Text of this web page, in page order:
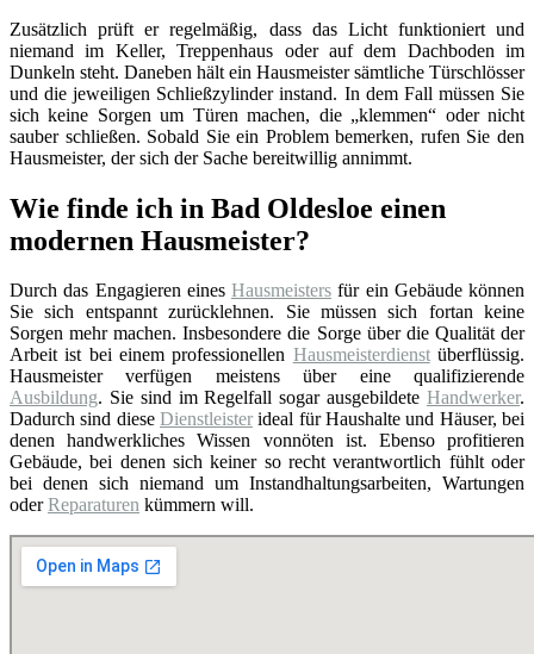
Zusätzlich prüft er regelmäßig, dass das Licht funktioniert und
niemand im Keller, Treppenhaus oder auf dem Dachboden im
Dunkeln steht. Daneben hält ein Hausmeister sämtliche Türschlösser
und die jeweiligen Schließzylinder instand. In dem Fall müssen Sie
sich keine Sorgen um Türen machen, die „klemmen“ oder nicht
sauber schließen. Sobald Sie ein Problem bemerken, rufen Sie den
Hausmeister, der sich der Sache bereitwillig annimmt.
Wie finde ich in Bad Oldesloe einen
modernen Hausmeister?
Durch das Engagieren eines Hausmeisters für ein Gebäude können
Sie sich entspannt zurücklehnen. Sie müssen sich fortan keine
Sorgen mehr machen. Insbesondere die Sorge über die Qualität der
Arbeit ist bei einem professionellen Hausmeisterdienstüberflüssig.
Hausmeister verfügen meistens über eine qualifizierende
Ausbildung. Sie sind im Regelfall sogar ausgebildete Handwerker.
Dadurch sind diese Dienstleister ideal für Haushalte und Häuser, bei
denen handwerkliches Wissen vonnöten ist. Ebenso profitieren
Gebäude, bei denen sich keiner so recht verantwortlich fühlt oder
bei denen sich niemand um Instandhaltungsarbeiten, Wartungen
oderReparaturen kümmern will.